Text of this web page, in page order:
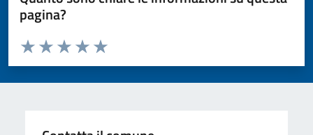
pagina?
Valuta da 1 a 5 stelle la pagina
Valuta 5 stelle su 5
Valuta 4 stelle su 5
Valuta 3 stelle su 5
Valuta 2 stelle su 5
Valuta 1 stelle su 5